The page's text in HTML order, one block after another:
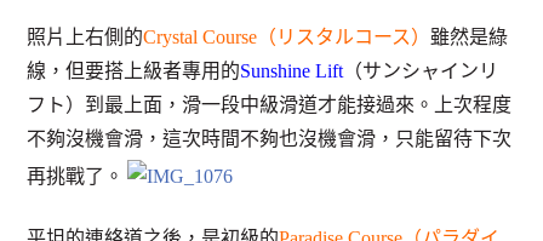
照片上右側的Crystal Course（リスタルコース） 雖然是綠
線，但要搭上級者專用的Sunshine Lift （サンシャインリ
フト）到最上面，滑一段中級滑道才能接過來。上次程度
不夠沒機會滑，這次時間不夠也沒機會滑，只能留待下次
再挑戰了。